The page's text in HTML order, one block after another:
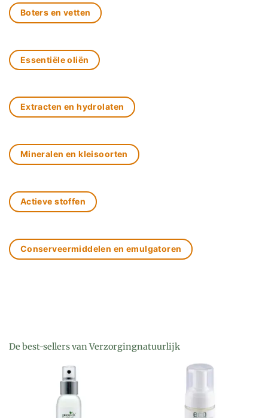
Boters en vetten
Essentiële oliën
Extracten en hydrolaten
Mineralen en kleisoorten
Actieve stoffen
Conserveermiddelen en emulgatoren
De best-sellers van Verzorgingnatuurlijk